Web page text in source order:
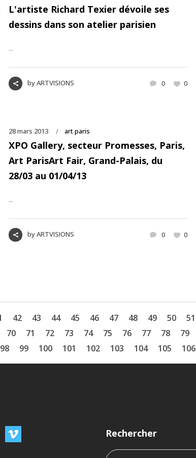
L'artiste Richard Texier dévoile ses
dessins dans son atelier parisien
...
byARTVISIONS 0 0
28 mars 2013
art paris
XPO Gallery, secteur Promesses, Paris,
Art ParisArt Fair, Grand-Palais, du
28/03 au 01/04/13
...
byARTVISIONS 0 0
42 43 44 45 46 47 48 49 50 51
70 71 72 73 74 75 76 77 78 79
98 99 100 101 102 103 104 105 106
Rechercher